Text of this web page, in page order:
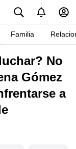
Familia
No
Gómez
a